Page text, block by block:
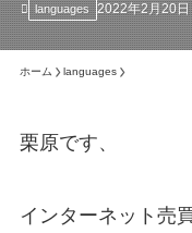
languages 2022年2月20日
ホーム languages
栗原です、
インターネット売